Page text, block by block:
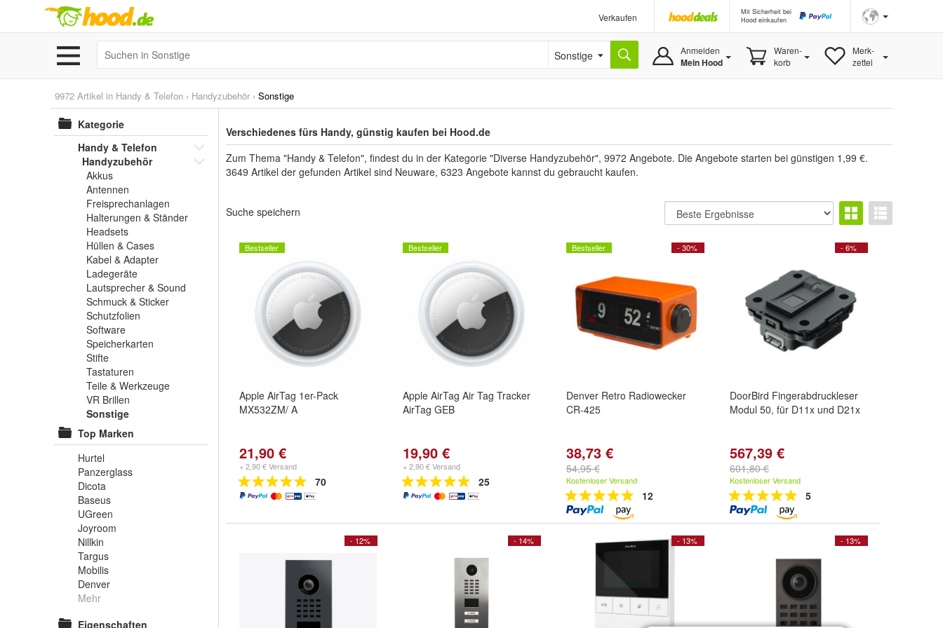
Verkaufen
Mit Sicherheit bei
Hood einkaufen
Sonstige Anmelden
Mein Hood
Waren-
korb
Merk-
zettel
9972 Artikel in Handy & Telefon › Handyzubehör › Sonstige
Kategorie
Handy & Telefon
Handyzubehör
Akkus
Antennen
Freisprechanlagen
Halterungen & Ständer
Headsets
Hüllen & Cases
Kabel & Adapter
Ladegeräte
Lautsprecher & Sound
Schmuck & Sticker
Schutzfolien
Software
Speicherkarten
Stifte
Tastaturen
Teile & Werkzeuge
VR Brillen
Sonstige
Top Marken
Hurtel
Panzerglass
Dicota
Baseus
UGreen
Joyroom
Nillkin
Targus
Mobilis
Denver
Mehr
Eigenschaften
Verschiedenes fürs Handy, günstig kaufen bei Hood.de
Zum Thema "Handy & Telefon", findest du in der Kategorie "Diverse Handyzubehör", 9972 Angebote. Die Angebote starten bei günstigen 1,99 €.
3649 Artikel der gefunden Artikel sind Neuware, 6323 Angebote kannst du gebraucht kaufen.
Suche speichern
Bestseller
Apple AirTag 1er-Pack
MX532ZM/ A
21,90 €
+ 2,90 € Versand
70
Bestseller
Apple AirTag Air Tag Tracker
AirTag GEB
19,90 €
+ 2,90 € Versand
25
- 30%
Bestseller
Denver Retro Radiowecker
CR-425
38,73 €
54,95 €
Kostenloser Versand
12
- 6%
DoorBird Fingerabdruckleser
Modul 50, für D11x und D21x
567,39 €
601,80 €
Kostenloser Versand
5
- 12% - 14% - 13% - 13%